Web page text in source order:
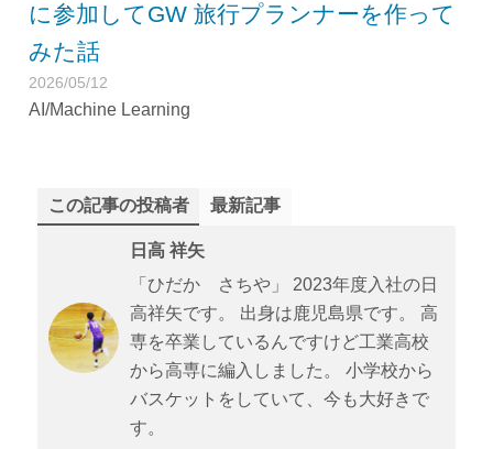
に参加してGW 旅行プランナーを作って
みた話
2026/05/12
AI/Machine Learning
この記事の投稿者 最新記事
日高 祥矢
「ひだか さちや」 2023年度入社の日
高祥矢です。 出身は鹿児島県です。 高
専を卒業しているんですけど工業高校
から高専に編入しました。 小学校から
バスケットをしていて、今も大好きで
す。